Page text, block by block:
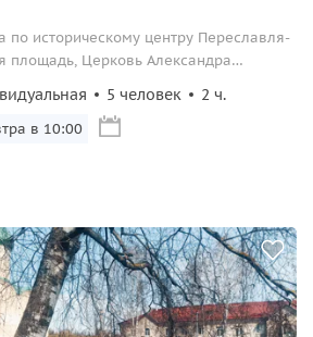
по историческому центру Переславля-
площадь, Церковь Александра
5 человек 2 ч.
в 10:00